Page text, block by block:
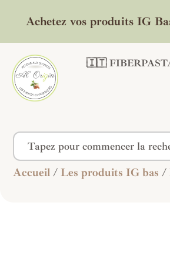
Achetez vos produits IG
🇮🇹
Accueil / Les produits IG bas /